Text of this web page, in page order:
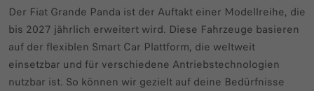
Der Fiat Grande Panda ist der Auftakt einer Modellreihe, die
bis 2027 jährlich erweitert wird. Diese Fahrzeuge basieren
auf der flexiblen Smart Car Plattform, die weltweit
einsetzbar und für verschiedene Antriebstechnologien
nutzbar ist. So können wir gezielt auf deine Bedürfnisse